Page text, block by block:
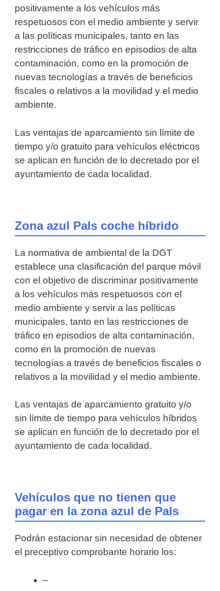
positivamente a los vehículos más
respetuosos con el medio ambiente y servir
a las políticas municipales, tanto en las
restricciones de tráfico en episodios de alta
contaminación, como en la promoción de
nuevas tecnologías a través de beneficios
fiscales o relativos a la movilidad y el medio
ambiente.
Las ventajas de aparcamiento sin límite de
tiempo y/o gratuito para vehículos eléctricos
se aplican en función de lo decretado por el
ayuntamiento de cada localidad.
Zona azul Pals coche híbrido
La normativa de ambiental de la DGT
establece una clasificación del parque móvil
con el objetivo de discriminar positivamente
a los vehículos más respetuosos con el
medio ambiente y servir a las políticas
municipales, tanto en las restricciones de
tráfico en episodios de alta contaminación,
como en la promoción de nuevas
tecnologías a través de beneficios fiscales o
relativos a la movilidad y el medio ambiente.
Las ventajas de aparcamiento gratuito y/o
sin límite de tiempo para vehículos híbridos
se aplican en función de lo decretado por el
ayuntamiento de cada localidad.
Vehículos que no tienen que
pagar en la zona azul de Pals
Podrán estacionar sin necesidad de obtener
el preceptivo comprobante horario los:
–